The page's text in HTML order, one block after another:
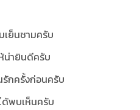
เย็นชามครับ
ห้น่ายินดีครับ
รักครั้งก่อนครับ
ด้พบเห็นครับ